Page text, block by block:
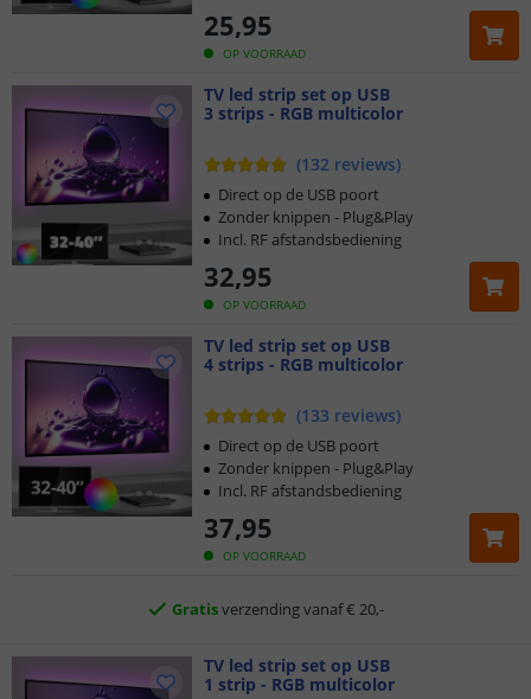
OP VOORRAAD
25,95
TV led strip set op USB
3 strips - RGB multicolor
(132 reviews)
OP VOORRAAD
32,95
Direct op de USB poort
Zonder knippen - Plug&Play
Incl. RF afstandsbediening
TV led strip set op USB
4 strips - RGB multicolor
(133 reviews)
OP VOORRAAD
37,95
Direct op de USB poort
Zonder knippen - Plug&Play
Incl. RF afstandsbediening
Voor 23:45 uur besteld,morgen in huis
Gratis verzending vanaf € 20,-
Klantbeoordeling 9.1
Voor 23:45 uur besteld,morgen in huis
TV led strip set op USB
1 strip - RGB multicolor